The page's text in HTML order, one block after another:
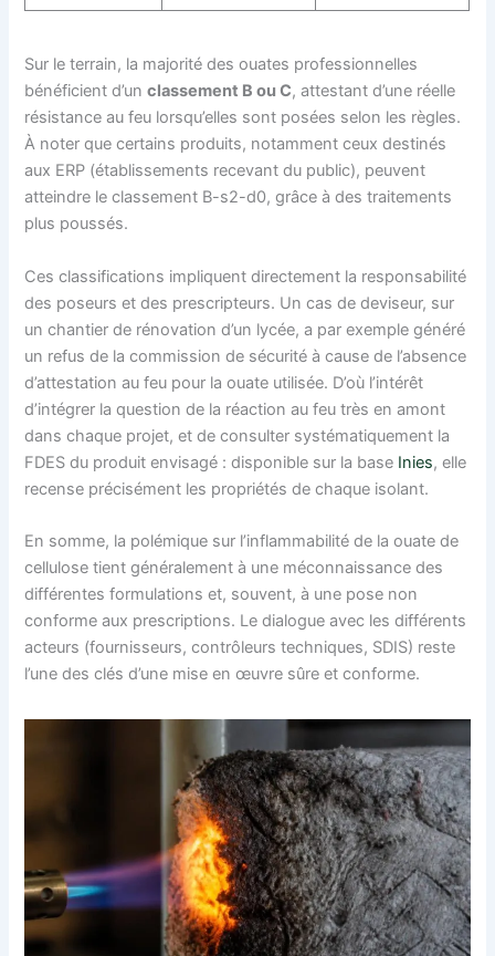
Sur le terrain, la majorité des ouates professionnelles
bénéficient d’unclassement B ou C, attestant d’une réelle
résistance au feu lorsqu’elles sont posées selon les règles.
À noter que certains produits, notamment ceux destinés
aux ERP (établissements recevant du public), peuvent
atteindre le classement B-s2-d0, grâce à des traitements
plus poussés.
Ces classifications impliquent directement la responsabilité
des poseurs et des prescripteurs. Un cas de deviseur, sur
un chantier de rénovation d’un lycée, a par exemple généré
un refus de la commission de sécurité à cause de l’absence
d’attestation au feu pour la ouate utilisée. D’où l’intérêt
d’intégrer la question de la réaction au feu très en amont
dans chaque projet, et de consulter systématiquement la
FDES du produit envisagé : disponible sur la base Inies, elle
recense précisément les propriétés de chaque isolant.
En somme, la polémique sur l’inflammabilité de la ouate de
cellulose tient généralement à une méconnaissance des
différentes formulations et, souvent, à une pose non
conforme aux prescriptions. Le dialogue avec les différents
acteurs (fournisseurs, contrôleurs techniques, SDIS) reste
l’une des clés d’une mise en œuvre sûre et conforme.